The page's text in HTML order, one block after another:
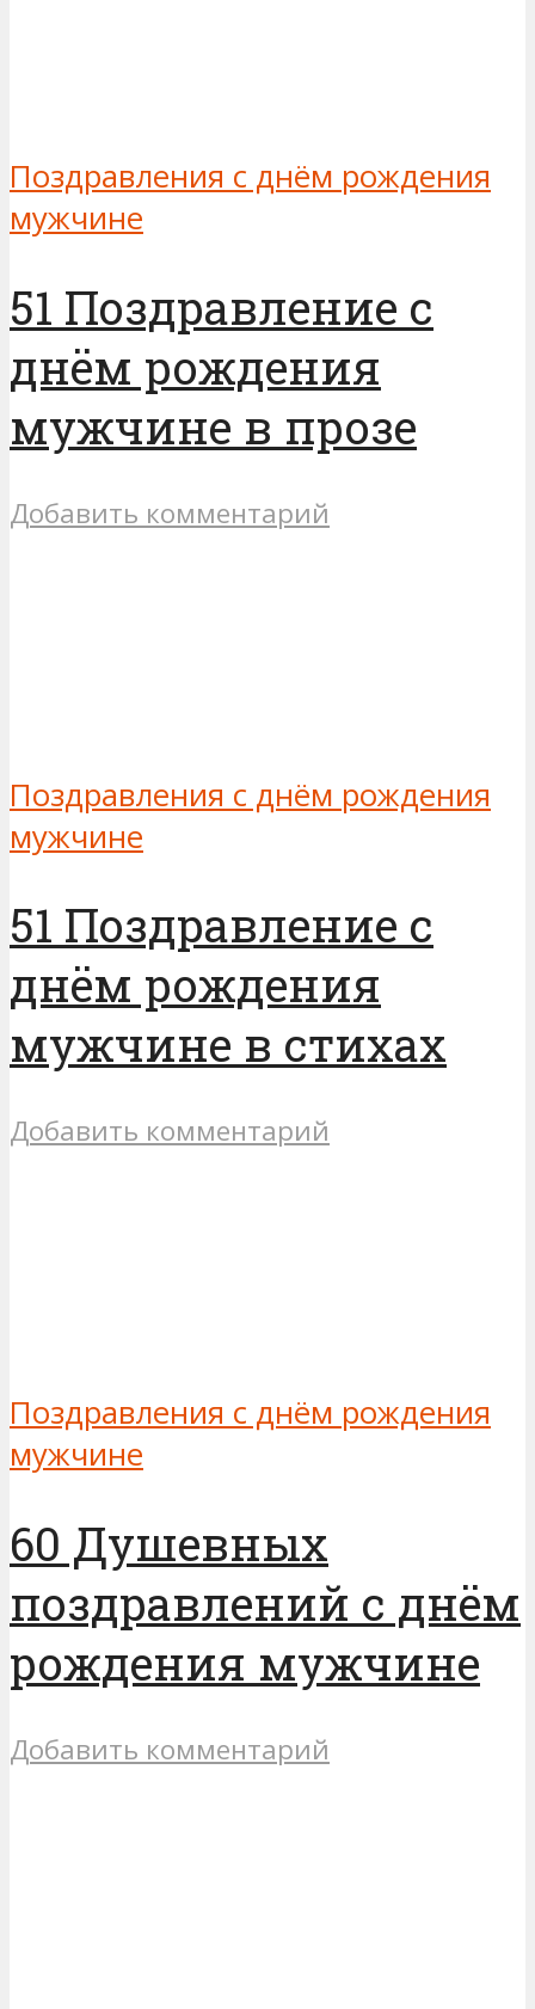
Поздравления с днём рождения
мужчине
51 Поздравление с
днём рождения
мужчине в прозе
Добавить комментарий
Поздравления с днём рождения
мужчине
51 Поздравление с
днём рождения
мужчине в стихах
Добавить комментарий
Поздравления с днём рождения
мужчине
60 Душевных
поздравлений с днём
рождения мужчине
Добавить комментарий